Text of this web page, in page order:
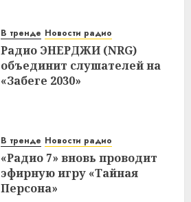
В тренде Новости радио
Радио ЭНЕРДЖИ (NRG)
объединит слушателей на
«Забеге 2030»
В тренде Новости радио
«Радио 7» вновь проводит
эфирную игру «Тайная
Персона»